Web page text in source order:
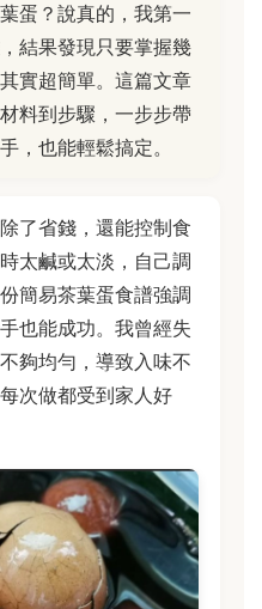
蛋？說真的，我第一
結果發現只要掌握幾
實超簡單。這篇文章
料到步驟，一步步帶
，也能輕鬆搞定。
了省錢，還能控制食
太鹹或太淡，自己調
簡易茶葉蛋食譜強調
也能成功。我曾經失
夠均勻，導致入味不
次做都受到家人好